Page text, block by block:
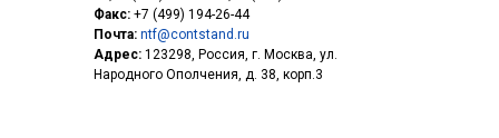
Факс: +7 (499) 194-26-44
Почта: ntf@contstand.ru
Адрес: 123298, Россия, г. Москва, ул.
Народного Ополчения, д. 38, корп.3